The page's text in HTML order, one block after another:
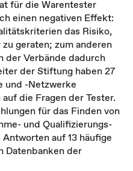
für die Warentester
einen negativen Effekt:
das Risiko,
geraten; zum anderen
der Verbände dadurch
der Stiftung haben 27
und -Netzwerke
die Fragen der Tester.
für das Finden von
und Qualifizierungs­
auf 13 häufige
Datenbanken der